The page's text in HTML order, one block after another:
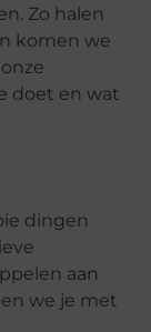
Zo halen
komen we
doet en wat
dingen
aan
we je met